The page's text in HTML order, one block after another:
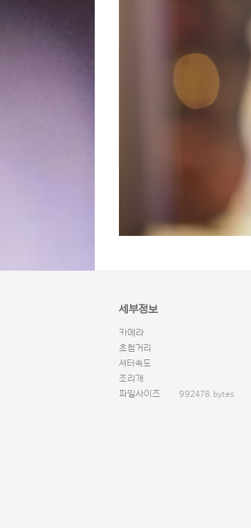
세부정보
카메라
초첨거리
셔터속도
조리개
파일사이즈
992478 bytes